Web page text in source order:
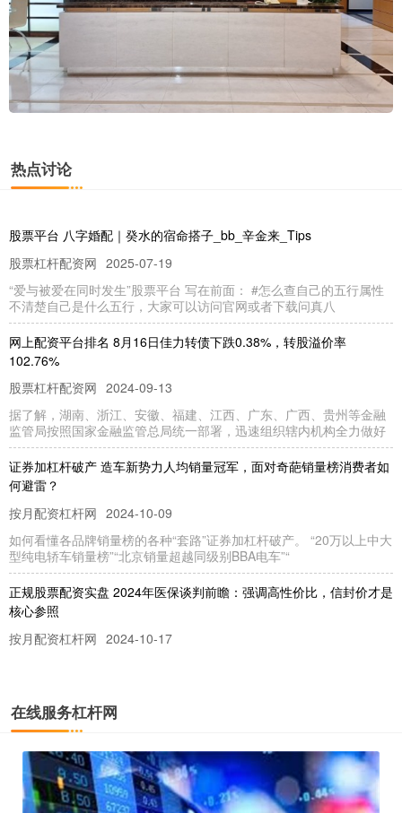
热点讨论
股票平台 八字婚配｜癸水的宿命搭子_bb_辛金来_Tips
股票杠杆配资网 2025-07-19
“爱与被爱在同时发生”股票平台 写在前面： #怎么查自己的五行属性
不清楚自己是什么五行，大家可以访问官网或者下载问真八
网上配资平台排名 8月16日佳力转债下跌0.38%，转股溢价率
102.76%
股票杠杆配资网 2024-09-13
据了解，湖南、浙江、安徽、福建、江西、广东、广西、贵州等金融
监管局按照国家金融监管总局统一部署，迅速组织辖内机构全力做好
证券加杠杆破产 造车新势力人均销量冠军，面对奇葩销量榜消费者如
何避雷？
按月配资杠杆网 2024-10-09
如何看懂各品牌销量榜的各种“套路”证券加杠杆破产。 “20万以上中大
型纯电轿车销量榜”“北京销量超越同级别BBA电车”“
正规股票配资实盘 2024年医保谈判前瞻：强调高性价比，信封价才是
核心参照
按月配资杠杆网 2024-10-17
股票多少钱可以配资 9月22日中国黄金黄金价格731元/克
口腔耗材和器械直接关系到患者的治疗效果和舒适度。2024年6月26
日，爱迪特科技股份有限公司登陆深交所创业板，成为我国A
在线服务杠杆网